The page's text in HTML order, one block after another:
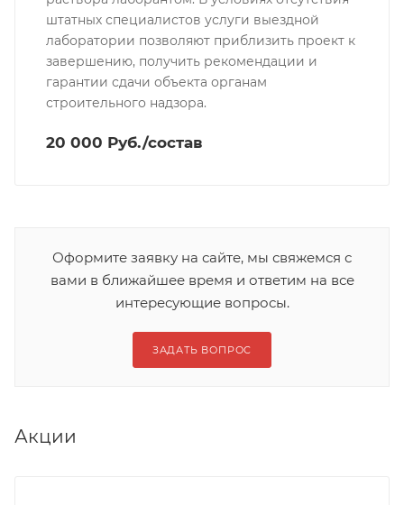
штатных специалистов услуги выездной
лаборатории позволяют приблизить проект к
завершению, получить рекомендации и
гарантии сдачи объекта органам
строительного надзора.
20 000 Руб./состав
Оформите заявку на сайте, мы свяжемся с
вами в ближайшее время и ответим на все
интересующие вопросы.
ЗАДАТЬ ВОПРОС
Акции